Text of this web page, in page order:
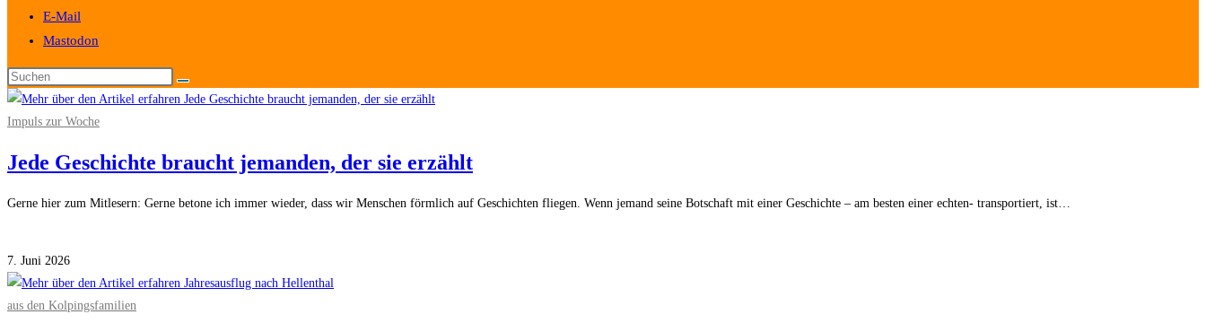
E-Mail
Mastodon
Impuls zur Woche
Jede Geschichte braucht jemanden, der sie erzählt
Gerne hier zum Mitlesern: Gerne betone ich immer wieder, dass wir Menschen förmlich auf Geschichten fliegen. Wenn jemand seine Botschaft mit einer Geschichte – am besten einer echten- transportiert, ist…
7. Juni 2026
aus den Kolpingsfamilien